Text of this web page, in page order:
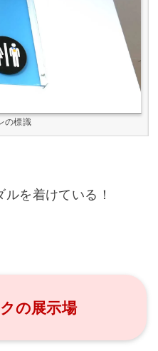
の標識
を着けている！
の展示場